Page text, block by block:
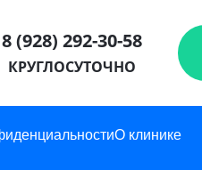
8 (928) 292-30-58
КРУГЛОСУТОЧНО
О клинике